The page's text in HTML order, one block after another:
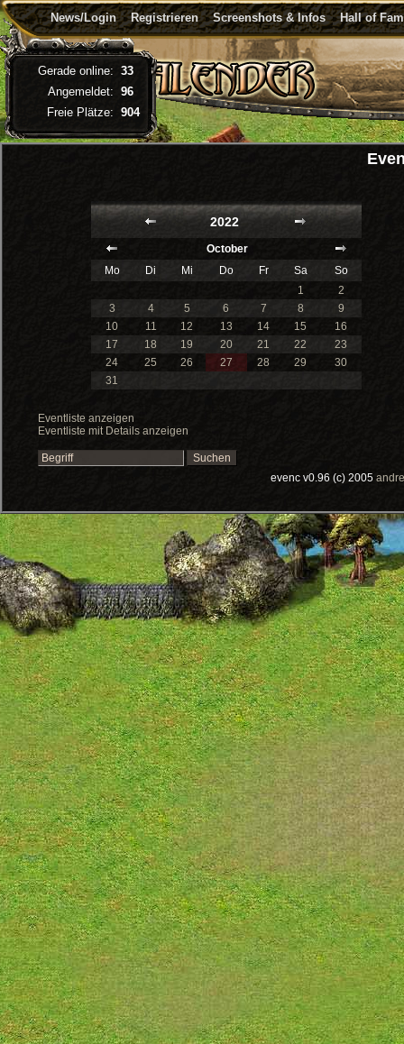
News/Login Registrieren Screenshots & Infos Hall of
2022
October
Mo
Di Mi Do Fr Sa
So
1
2
3
4 5 6 7 8
9
10
11 12 13 14 15
16
17
18 19 20 21 22
23
24
25 26 27 28 29
30
31
Eventliste anzeigen
Eventliste mit Details anzeigen
evenc v0.96 (c) 2005
Gerade online: 33
Angemeldet: 96
Freie Plätze: 904